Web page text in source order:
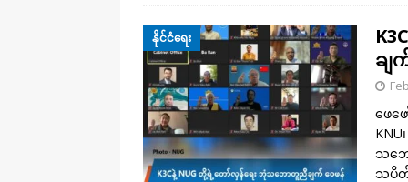
နိုင်ငံရေး
ခ
ဖေဖ
သဘ
သပိ